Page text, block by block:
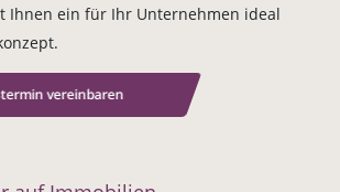
Ihnen ein für Ihr Unternehmen ideal
vereinbaren